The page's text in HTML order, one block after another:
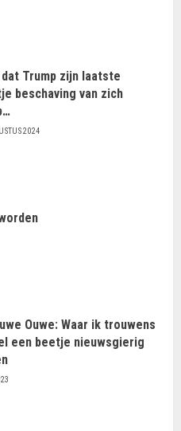
dat Trump zijn laatste
beschaving van zich
2024
Ouwe: Waar ik trouwens
een beetje nieuwsgierig